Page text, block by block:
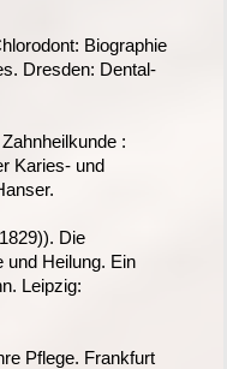
Biographie
Dresden: Dental-
:
Karies- und
Die
und Heilung. Ein
Leipzig:
Pflege. Frankfurt